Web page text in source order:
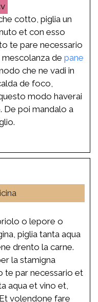
cotto, piglia un
et con esso
te pare necessario
de pane
che ne vadi in
de foco,
modo haverai
poi mandalo a
o lepore o
piglia tanta aqua
drento la carne.
la stamigna
te par necessario et
aqua et vino et,
volendone fare